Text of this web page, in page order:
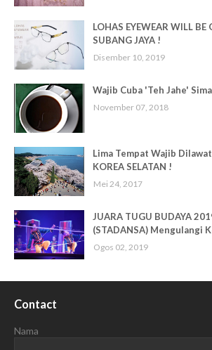
LOHAS EYEWEAR WILL BE
SUBANG JAYA !
Disember 10, 2019
Wajib Cuba 'Teh Jahe'
November 07, 2018
Lima Tempat Wajib
KOREA SELATAN !
Mei 24, 2017
JUARA TUGU BUDAYA
(STADANSA) Mengulangi
Ogos 02, 2019
Contact
Nama